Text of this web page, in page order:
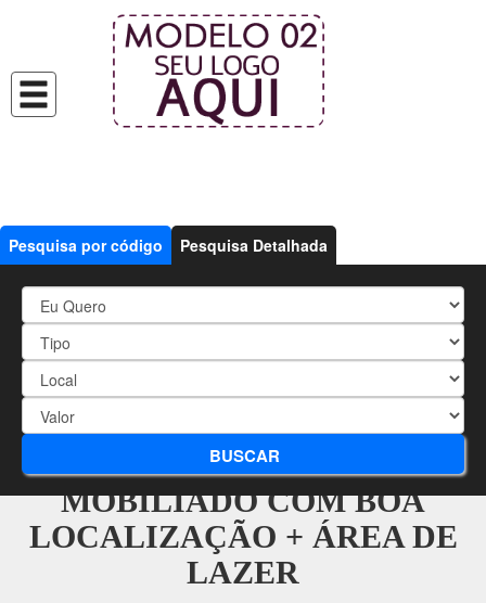
Pesquisa por código Pesquisa Detalhada
BUSCAR
3315 - ÓTIMO
APARTAMENTO
MOBILIADO COM BOA
LOCALIZAÇÃO + ÁREA DE
LAZER